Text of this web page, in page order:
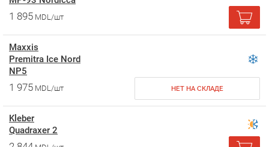
1 895 MDL/шт
Maxxis
Premitra Ice Nord
NP5
1 975 MDL/шт НЕТ НА СКЛАДЕ
Kleber
Quadraxer 2